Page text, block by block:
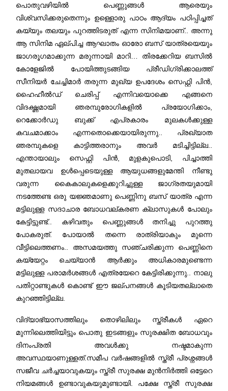
പൊതുവഴിയിൽ പെണ്ണുങ്ങൾ ആരെയും
വിശ്വസിക്കരുതെന്നും ഉള്ളൊരു പാഠം ആദ്യം പഠിപ്പിച്ചത്
കയ്യും തലയും പുറത്തിടരുത് എന്ന സിനിമയാണ്.. അന്നു
ആ സിനിമ ഏല്പിച്ച ആഘാതം ഓരോ ബസ് യാത്രയെയും
ജാഗരൂഗമാക്കുന്ന മരുന്നായി മാറി… തിരക്കേറിയ ബസിൽ
കോളേജിൽ പോയിത്തുടങ്ങിയ പ്രീഡിഗ്രിക്കാലത്ത്
സീനിയർ ചേച്ചിമാർ തരുന്ന മുഖ്യ ഉപദേശം സെഫ്റ്റി പിൻ,
ഹൈഹീൽഡ് ചെരിപ്പ് എന്നിവയൊക്കെ എങ്ങനെ
വിദഗ്ദ്ധമായി ഞരമ്പുരോഗികളിൽ പ്രയോഗിക്കാം,
റെക്കോർഡു ബുക്ക് എപ്രകാരം മുലകൾക്കുള്ള
കവചമാക്കാം എന്നതൊക്കെയായിരുന്നു.. പ്രഖ്യാത
ഞരമ്പുകളെ കാട്ടിത്തരാനും അവർ മടിച്ചിട്ടില്ല..
എന്തായാലും സെഫ്റ്റി പിൻ, മുളകുപൊടി, പിച്ചാത്തി
മുതലായവ ഉൾപ്പെടെയുള്ള ആയുധങ്ങളുമേന്തി നീണ്ടു
വരുന്ന കൈകാലുകളെക്കുറിച്ചുള്ള ജാഗ്രതയുമായി
നടത്തേണ്ട ഒരു യജ്ഞമാണു പെണ്ണിനു ബസ് യാത്ര എന്ന
മട്ടിലുള്ള സദാചാര ബോധവല്കരണ ക്ലാസുകൾ പോലും
കേട്ടിട്ടുണ്ട്.. കഴിവതും പെണ്ണുങ്ങൾ തനിച്ചു പുറത്തു
പോകരുത്. പോയാൽ തന്നെ രാത്രിയാകും മുന്നെ
വീട്ടിലെത്തണം.. അസമയത്തു സഞ്ചരിക്കുന്ന പെണ്ണിനെ
കയ്യേറ്റം ചെയ്യാൻ ആർക്കും അധികാരമുണ്ടെന്ന
മട്ടിലുള്ള പരാമർശങ്ങൾ എത്രയേറെ കേട്ടിരിക്കുന്നു.. നാലു
പതിറ്റാണ്ടുകൾ കൊണ്ട് ഈ ജല്പനങ്ങൾ കൂടിയതല്ലാതെ
കുറഞ്ഞിട്ടില്ല.
വിദ്യാഭ്യാസത്തിലും തൊഴിലിലും സ്ത്രീകൾ ഏറെ
മുന്നിലെത്തിയിട്ടും പൊതു ഇടങ്ങളും സുരക്ഷിത ബോധവും
ദിനംപ്രതി അവൾക്കു നഷ്ടമാകുന്ന
അവസ്ഥയാണുള്ളത്.സമീപ വർഷങ്ങളിൽ സ്ത്രീ പ്രശ്നങ്ങൾ
സജീവ ചർച്ചയാവുകയും സ്ത്രീ സുരക്ഷ മുൻനിർത്തി ഒട്ടേറെ
നിയമങ്ങൾ ഉണ്ടാവുകയുമുണ്ടായി. പക്ഷേ സ്ത്രീ സുരക്ഷ